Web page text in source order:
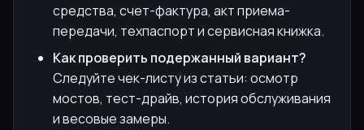
средства, счет-фактура, акт приема-
передачи, техпаспорт и сервисная книжка.
Как проверить подержанный вариант?
Следуйте чек-листу из статьи: осмотр
мостов, тест-драйв, история обслуживания
и весовые замеры.